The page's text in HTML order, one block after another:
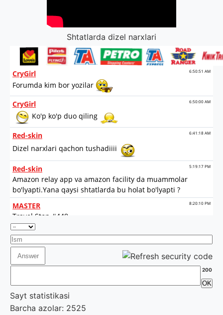
Shtatlarda dizel narxlari
200
Sayt statistikasi
Barcha azolar: 2525